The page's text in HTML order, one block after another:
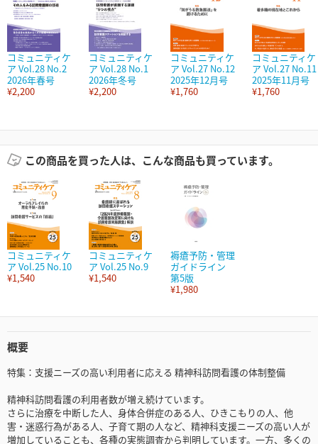
コミュニティケ
ア Vol.28 No.2
2026年春号
¥2,200
コミュニティケ
ア Vol.28 No.1
2026年冬号
¥2,200
コミュニティケ
ア Vol.27 No.12
2025年12月号
¥1,760
コミュニティケ
ア Vol.27 No.11
2025年11月号
¥1,760
この商品を買った人は、こんな商品も買っています。
コミュニティケ
ア Vol.25 No.10
¥1,540
コミュニティケ
ア Vol.25 No.9
¥1,540
褥瘡予防・管理
ガイドライン
第5版
¥1,980
概要
特集：支援ニーズの高い利用者に応える 精神科訪問看護の体制整備
精神科訪問看護の利用者数が増え続けています。
さらに治療を中断した人、身体合併症のある人、ひきこもりの人、他
害・迷惑行為がある人、子育て期の人など、精神科支援ニーズの高い人が
増加していることも、各種の実態調査から判明しています。一方、多くの